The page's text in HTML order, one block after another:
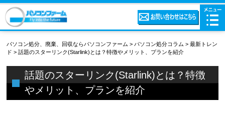
パソコン処分、廃棄、回収ならパソコンファーム> パソコン処分コラム >最新トレン
ド >話題のスターリンク(Starlink)とは？特徴やメリット、プランを紹介
話題のスターリンク(Starlink)とは？特徴
やメリット、プランを紹介